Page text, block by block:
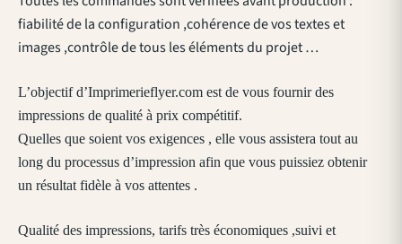
fiabilité de la configuration ,cohérence de vos textes et
images ,contrôle de tous les éléments du projet …
L’objectif d’Imprimerieflyer.com est de vous fournir des
impressions de qualité à prix compétitif.
Quelles que soient vos exigences , elle vous assistera tout au
long du processus d’impression afin que vous puissiez obtenir
un résultat fidèle à vos attentes .
Qualité des impressions, tarifs très économiques ,suivi et